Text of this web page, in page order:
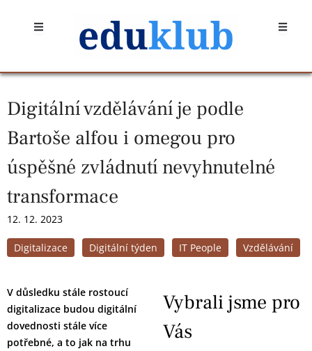
Open Open
Digitální vzdělávání je podle
Bartoše alfou i omegou pro
úspěšné zvládnutí nevyhnutelné
transformace
12. 12. 2023
Digitalizace Digitální týden IT People Vzdělávání
V důsledku stále rostoucí
digitalizace budou digitální
dovednosti stále více
potřebné, a to jak na trhu
Vybrali jsme pro
Vás